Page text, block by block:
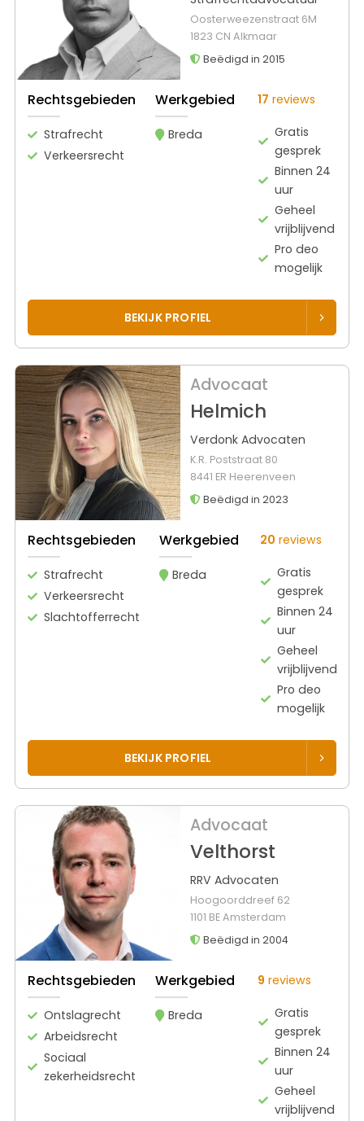
Oosterweezenstraat 6M
1823 CN Alkmaar
Beëdigd in 2015
Rechtsgebieden
Strafrecht
Verkeersrecht
Werkgebied
Breda
17 reviews
Gratis
gesprek
Binnen 24
uur
Geheel
vrijblijvend
Pro deo
mogelijk
BEKIJK PROFIEL
Advocaat
Helmich
Verdonk Advocaten
K.R. Poststraat 80
8441 ER Heerenveen
Beëdigd in 2023
Rechtsgebieden
Strafrecht
Verkeersrecht
Slachtofferrecht
Werkgebied
Breda
20 reviews
Gratis
gesprek
Binnen 24
uur
Geheel
vrijblijvend
Pro deo
mogelijk
BEKIJK PROFIEL
Advocaat
Velthorst
RRV Advocaten
Hoogoorddreef 62
1101 BE Amsterdam
Beëdigd in 2004
Rechtsgebieden
Ontslagrecht
Arbeidsrecht
Sociaal
zekerheidsrecht
Werkgebied
Breda
9 reviews
Gratis
gesprek
Binnen 24
uur
Geheel
vrijblijvend